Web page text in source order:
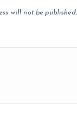
will not be published.